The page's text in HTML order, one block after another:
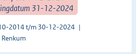
31-12-2024
2014 t/m 30-12-2024